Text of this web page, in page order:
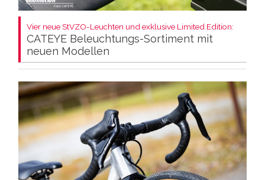
Vier neue StVZO-Leuchten und exklusive Limited Edition:
CATEYE Beleuchtungs-Sortiment mit
neuen Modellen